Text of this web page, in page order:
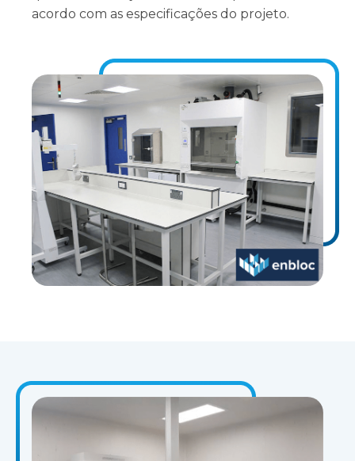
acordo com as especificações do projeto.